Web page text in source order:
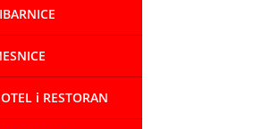
i RESTORAN